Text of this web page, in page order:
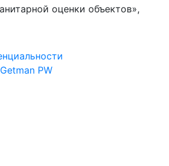
оценки объектов»,
Getman PW